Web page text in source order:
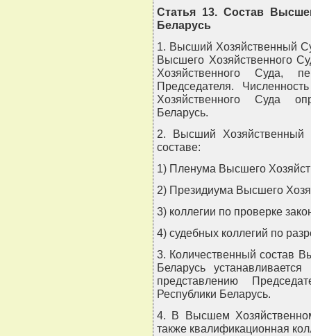
Статья 13. Состав
Беларусь
1. Высший Хозяйственный
Высшего Хозяйственного
Хозяйственного Суда,
Председателя.
Хозяйственного Суда
Беларусь.
2. Высший Хозяйственный
составе:
1) Пленума Высшего
2) Президиума Высшего
3) коллегии по проверке
4) судебных коллегий по
3. Количественный состав
Беларусь
представлению
Республики Беларусь.
4. В Высшем
также квалификационная